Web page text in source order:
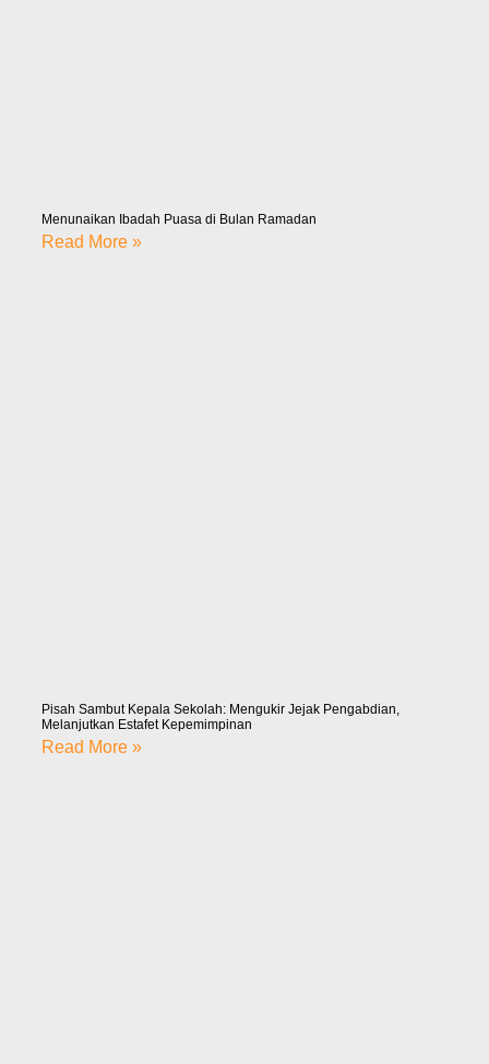
Menunaikan Ibadah Puasa di Bulan Ramadan
Read More »
Pisah Sambut Kepala Sekolah: Mengukir Jejak Pengabdian,
Melanjutkan Estafet Kepemimpinan
Read More »